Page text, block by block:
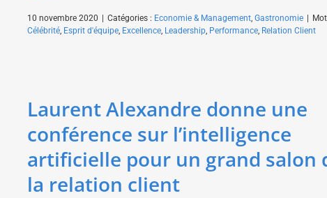
10 novembre 2020 Catégories : Economie & Management, Gastronomie
Célébrité, Esprit d'équipe, Excellence, Leadership, Performance, Relation Client
Laurent Alexandre donne une
conférence sur l’intelligence
artificielle pour un grand salon
la relation client